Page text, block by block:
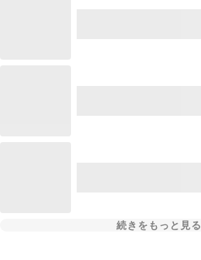
続きをもっと見る